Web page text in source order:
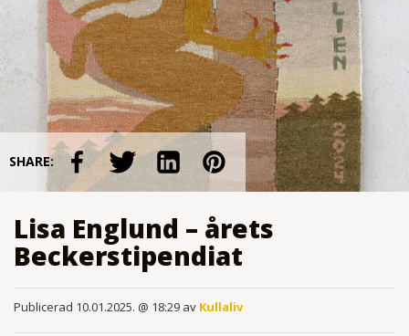
SHARE:
Lisa Englund – årets
Beckerstipendiat
Publicerad 10.01.2025. @ 18:29 av Kullaliv